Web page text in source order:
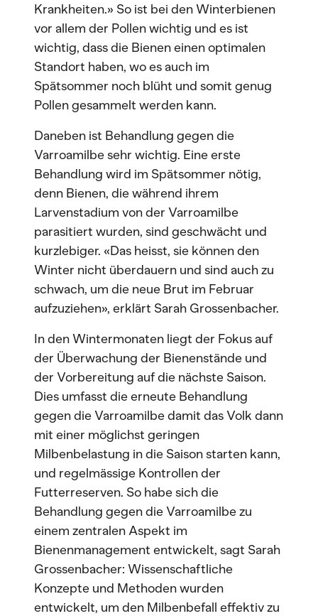
Krankheiten.» So ist bei den Winterbienen
vor allem der Pollen wichtig und es ist
wichtig, dass die Bienen einen optimalen
Standort haben, wo es auch im
Spätsommer noch blüht und somit genug
Pollen gesammelt werden kann.
Daneben ist Behandlung gegen die
Varroamilbe sehr wichtig. Eine erste
Behandlung wird im Spätsommer nötig,
denn Bienen, die während ihrem
Larvenstadium von der Varroamilbe
parasitiert wurden, sind geschwächt und
kurzlebiger. «Das heisst, sie können den
Winter nicht überdauern und sind auch zu
schwach, um die neue Brut im Februar
aufzuziehen», erklärt Sarah Grossenbacher.
In den Wintermonaten liegt der Fokus auf
der Überwachung der Bienenstände und
der Vorbereitung auf die nächste Saison.
Dies umfasst die erneute Behandlung
gegen die Varroamilbe damit das Volk dann
mit einer möglichst geringen
Milbenbelastung in die Saison starten kann,
und regelmässige Kontrollen der
Futterreserven. So habe sich die
Behandlung gegen die Varroamilbe zu
einem zentralen Aspekt im
Bienenmanagement entwickelt, sagt Sarah
Grossenbacher: Wissenschaftliche
Konzepte und Methoden wurden
entwickelt, um den Milbenbefall effektiv zu